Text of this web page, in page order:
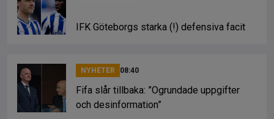
IFK Göteborgs starka (!) defensiva facit
NYHETER 08:40
Fifa slår tillbaka: ”Ogrundade uppgifter
och desinformation”